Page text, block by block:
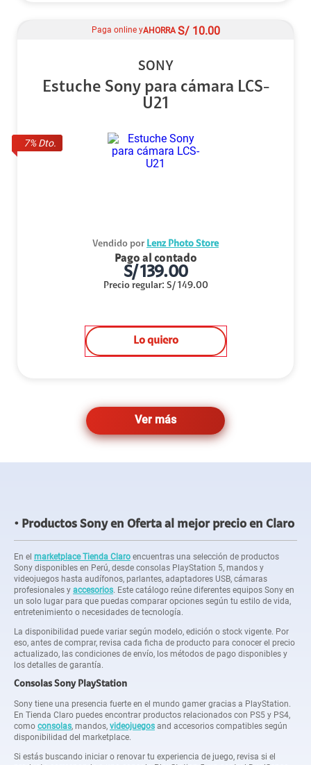
7% Dto.
Paga online yAHORRA S/ 10.00
SONY
Estuche Sony para cámara LCS-
U21
Vendido por Lenz Photo Store
Pago al contado
S/139.00
Precio regular: S/ 149.00
Lo quiero
Ver más
Productos Sony en Oferta al mejor precio en Claro
En el marketplace Tienda Claro encuentras una selección de productos
Sony disponibles en Perú, desde consolas PlayStation 5, mandos y
videojuegos hasta audífonos, parlantes, adaptadores USB, cámaras
profesionales y accesorios. Este catálogo reúne diferentes equipos Sony en
un solo lugar para que puedas comparar opciones según tu estilo de vida,
entretenimiento o necesidades de tecnología.
La disponibilidad puede variar según modelo, edición o stock vigente. Por
eso, antes de comprar, revisa cada ficha de producto para conocer el precio
actualizado, las condiciones de envío, los métodos de pago disponibles y
los detalles de garantía.
Consolas Sony PlayStation
Sony tiene una presencia fuerte en el mundo gamer gracias a PlayStation.
En Tienda Claro puedes encontrar productos relacionados con PS5 y PS4,
como consolas, mandos, videojuegos and accesorios compatibles según
disponibilidad del marketplace.
Si estás buscando iniciar o renovar tu experiencia de juego, revisa si el